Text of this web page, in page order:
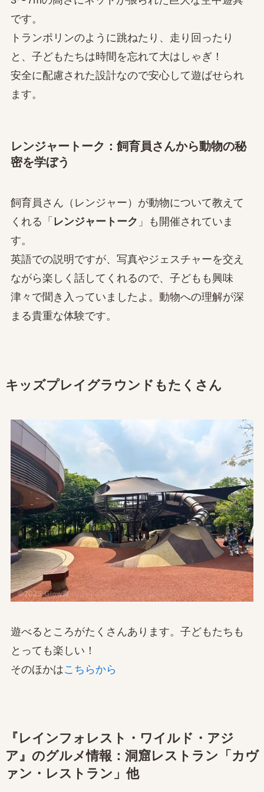
です。
トランポリンのように跳ねたり、走り回ったり
と、子どもたちは時間を忘れて大はしゃぎ！
安全に配慮された設計なので安心して遊ばせられ
ます。
レンジャートーク：飼育員さんから動物の秘
密を学ぼう
飼育員さん（レンジャー）が動物について教えて
くれる「 レンジャートーク 」も開催されていま
す。
英語での説明ですが、写真やジェスチャーを交え
ながら楽しく話してくれるので、子どもも興味
津々で聞き入っていましたよ。動物への理解が深
まる貴重な体験です。
キッズプレイグラウンドもたくさん
遊べるところがたくさんあります。子どもたちも
とっても楽しい！
そのほかはこちらから
『レインフォレスト・ワイルド・アジ
ア』のグルメ情報：洞窟レストラン「カヴ
ァン・レストラン」他